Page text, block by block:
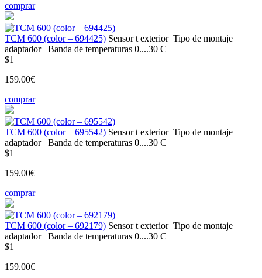
comprar
ТСМ 600 (color – 694425) Sensor t exterior Tipo de montaje
adaptador
Banda de temperaturas 0....30 С
$1
159.00€
comprar
ТСМ 600 (color – 695542) Sensor t exterior Tipo de montaje
adaptador
Banda de temperaturas 0....30 С
$1
159.00€
comprar
ТСМ 600 (color – 692179) Sensor t exterior Tipo de montaje
adaptador
Banda de temperaturas 0....30 С
$1
159.00€